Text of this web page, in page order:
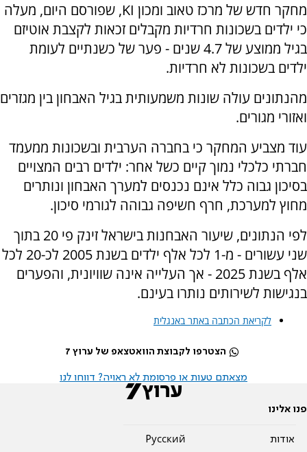
מחקר חדש של מרכז טאוב ומכון KI, שפורסם היום, מעלה
כי ילדים בשכונות חרדיות מקבלים זכאות לקצבת אוטיזם
בגיל ממוצע של 4.7 שנים - פער של כשנתיים לעומת
ילדים בשכונות לא חרדיות.
מהנתונים עולה שונות משמעותית בגיל האבחון בין מגזרים
ואזורי מגורים.
עוד מצביע המחקר כי בחברה הערבית ובשכונות ממעמד
חברתי כלכלי נמוך קיים כשל אחר: ילדים רבים המצויים
בסיכון גבוה כלל אינם נכנסים למערך האבחון ונותרים
מחוץ למערכת, חרף חשיפה גבוהה לגורמי סיכון.
לפי הנתונים, שיעור האבחנות בישראל זינק פי 20 בתוך
שני עשורים - מ-1 לכל אלף ילדים בשנת 2005 לכ-20 לכל
אלף בשנת 2025 - אך העלייה אינה שוויונית, והפערים
בנגישות לשירותים נותרו בעינם.
לקריאת הכתבה באתר באנגלית
הצטרפו לקבוצת הוואטצאפ של ערוץ 7
מצאתם טעות או פרסומת לא ראויה? דווחו לנו
פנו אלינו
אודות
Pусский